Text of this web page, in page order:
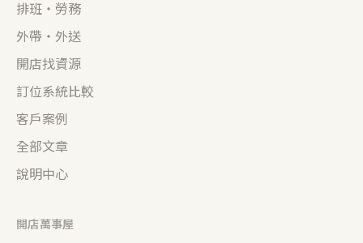
排班・勞務
外帶・外送
開店找資源
訂位系統比較
客戶案例
全部文章
說明中心
開店萬事屋